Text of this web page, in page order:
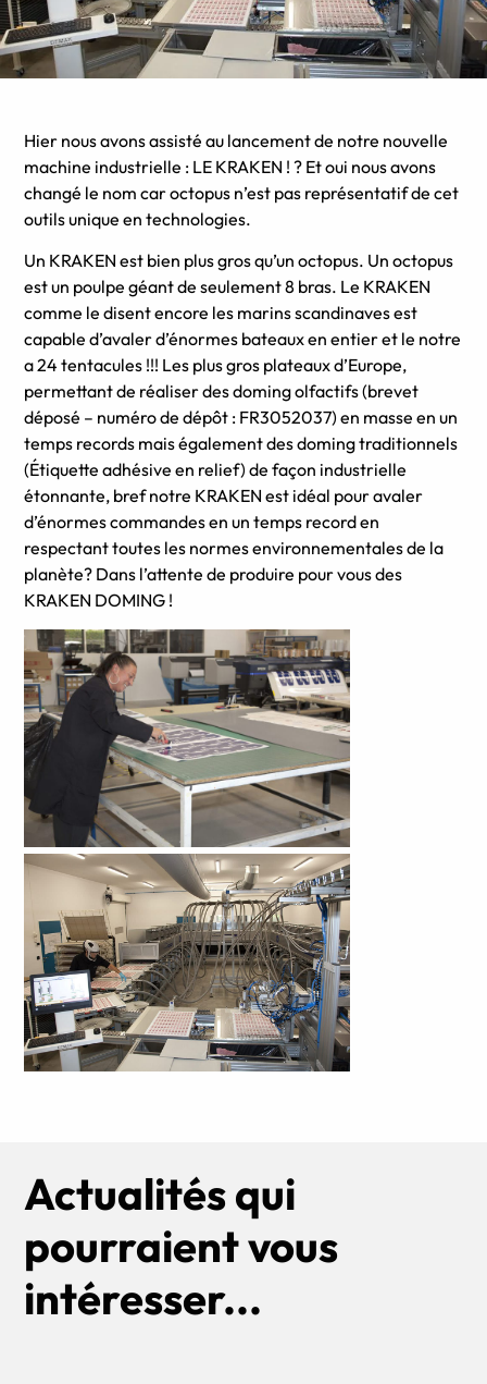
Hier nous avons assisté au lancement de notre nouvelle
machine industrielle : LE KRAKEN ! ? Et oui nous avons
changé le nom car octopus n’est pas représentatif de cet
outils unique en technologies.
Un KRAKEN est bien plus gros qu’un octopus. Un octopus
est un poulpe géant de seulement 8 bras. Le KRAKEN
comme le disent encore les marins scandinaves est
capable d’avaler d’énormes bateaux en entier et le notre
a 24 tentacules !!! Les plus gros plateaux d’Europe,
permettant de réaliser des doming olfactifs (brevet
déposé – numéro de dépôt : FR3052037) en masse en un
temps records mais également des doming traditionnels
(Étiquette adhésive en relief) de façon industrielle
étonnante, bref notre KRAKEN est idéal pour avaler
d’énormes commandes en un temps record en
respectant toutes les normes environnementales de la
planète? Dans l’attente de produire pour vous des
KRAKEN DOMING !
Actualités qui
pourraient vous
intéresser...